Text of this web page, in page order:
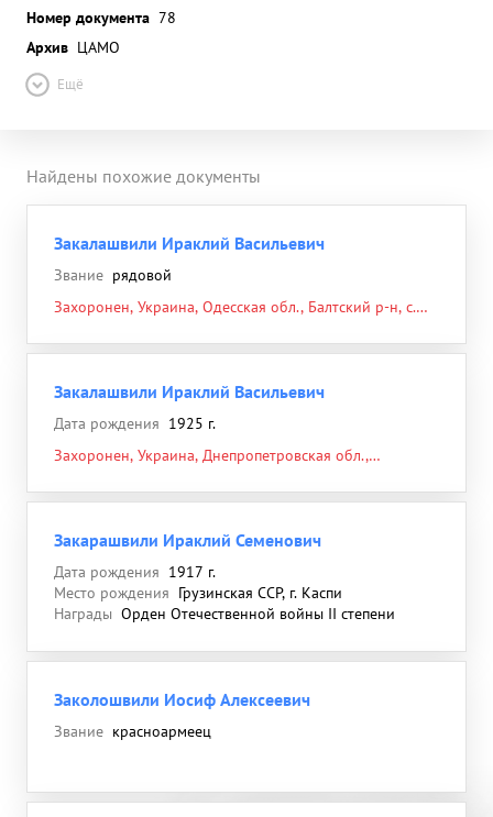
Номер документа 78
Архив ЦАМО
Ещё
Найдены похожие документы
Закалашвили Ираклий Васильевич
Звание рядовой
Захоронен, Украина, Одесская обл., Балтский р-н, с.
Закалашвили Ираклий Васильевич
Дата рождения 1925 г.
Захоронен, Украина, Днепропетровская обл.,
Закарашвили Ираклий Семенович
Дата рождения 1917 г.
Место рождения Грузинская ССР, г. Каспи
Награды Орден Отечественной войны II степени
Заколошвили Иосиф Алексеевич
Звание красноармеец